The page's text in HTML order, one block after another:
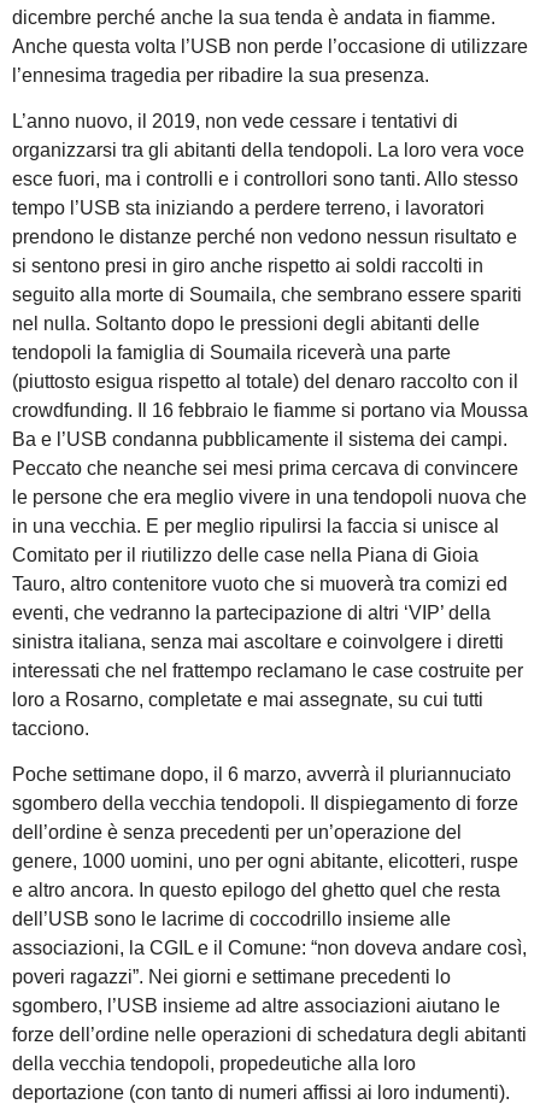
dicembre perché anche la sua tenda è andata in fiamme.
Anche questa volta l’USB non perde l’occasione di utilizzare
l’ennesima tragedia per ribadire la sua presenza.
L’anno nuovo, il 2019, non vede cessare i tentativi di
organizzarsi tra gli abitanti della tendopoli. La loro vera voce
esce fuori, ma i controlli e i controllori sono tanti. Allo stesso
tempo l’USB sta iniziando a perdere terreno, i lavoratori
prendono le distanze perché non vedono nessun risultato e
si sentono presi in giro anche rispetto ai soldi raccolti in
seguito alla morte di Soumaila, che sembrano essere spariti
nel nulla. Soltanto dopo le pressioni degli abitanti delle
tendopoli la famiglia di Soumaila riceverà una parte
(piuttosto esigua rispetto al totale) del denaro raccolto con il
crowdfunding. Il 16 febbraio le fiamme si portano via Moussa
Ba e l’USB condanna pubblicamente il sistema dei campi.
Peccato che neanche sei mesi prima cercava di convincere
le persone che era meglio vivere in una tendopoli nuova che
in una vecchia. E per meglio ripulirsi la faccia si unisce al
Comitato per il riutilizzo delle case nella Piana di Gioia
Tauro, altro contenitore vuoto che si muoverà tra comizi ed
eventi, che vedranno la partecipazione di altri ‘VIP’ della
sinistra italiana, senza mai ascoltare e coinvolgere i diretti
interessati che nel frattempo reclamano le case costruite per
loro a Rosarno, completate e mai assegnate, su cui tutti
tacciono.
Poche settimane dopo, il 6 marzo, avverrà il pluriannuciato
sgombero della vecchia tendopoli. Il dispiegamento di forze
dell’ordine è senza precedenti per un’operazione del
genere, 1000 uomini, uno per ogni abitante, elicotteri, ruspe
e altro ancora. In questo epilogo del ghetto quel che resta
dell’USB sono le lacrime di coccodrillo insieme alle
associazioni, la CGIL e il Comune: “non doveva andare così,
poveri ragazzi”. Nei giorni e settimane precedenti lo
sgombero, l’USB insieme ad altre associazioni aiutano le
forze dell’ordine nelle operazioni di schedatura degli abitanti
della vecchia tendopoli, propedeutiche alla loro
deportazione (con tanto di numeri affissi ai loro indumenti).